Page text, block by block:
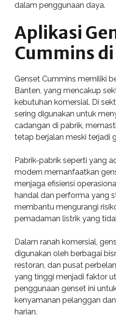
dalam penggunaan daya.
Aplikasi
Cummins
Genset Cummins memiliki
Banten, yang mencakup
kebutuhan komersial. Di
sering digunakan untuk
cadangan di pabrik,
tetap berjalan meski terjadi
Pabrik-pabrik seperti yang
modern memanfaatkan
menjaga efisiensi
handal dan performa yang
membantu mengurangi
pemadaman listrik yang
Dalam ranah komersial,
digunakan oleh berbagai
restoran, dan pusat
yang tinggi menjadi faktor
penggunaan genset ini
kenyamanan pelanggan
harian.